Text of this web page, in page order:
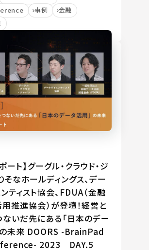
事例
金融
ート】グーグル・クラウド・ジ
そなホールディングス、デー
ティスト協会、FDUA（金融
推進協会）が登壇！経営と
いだ先にある「日本のデー
の未来 DOORS -BrainPad
2023 DAY.5